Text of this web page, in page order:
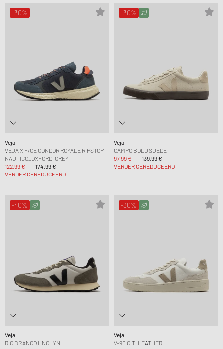
-30%
Veja
VEJA X F/CE CONDOR ROYALE RIPSTOP
NAUTICO_OXFORD-GREY
122,99 €
174,99 €
VERDER GEREDUCEERD
-30%
Veja
CAMPO BOLD SUEDE
97,99 €
139,99 €
VERDER GEREDUCEERD
-40%
Veja
RIO BRANCO II NOLYN
-30%
Veja
V-90 O.T. LEATHER